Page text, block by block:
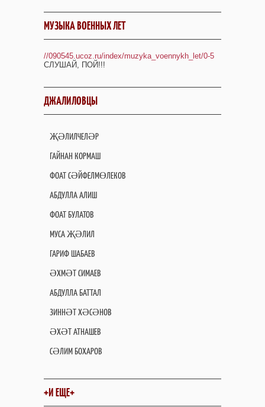
МУЗЫКА ВОЕННЫХ ЛЕТ
//090545.ucoz.ru/index/muzyka_voennykh_let/0-5
СЛУШАЙ, ПОЙ!!!
ДЖАЛИЛОВЦЫ
ҖӘЛИЛЧЕЛӘР
ГАЙНАН КОРМАШ
ФОАТ СӘЙФЕЛМӨЛЕКОВ
АБДУЛЛА АЛИШ
ФОАТ БУЛАТОВ
МУСА ҖӘЛИЛ
ГАРИФ ШАБАЕВ
ӘХМӘТ СИМАЕВ
АБДУЛЛА БАТТАЛ
ЗИННӘТ ХӘСӘНОВ
ӘХӘТ АТНАШЕВ
СӘЛИМ БОХАРОВ
+И ЕЩЕ+